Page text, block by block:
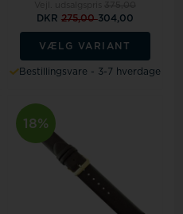
DKR 275,00304,00
VÆLG VARIANT
Bestillingsvare - 3-7 hverdage
18%